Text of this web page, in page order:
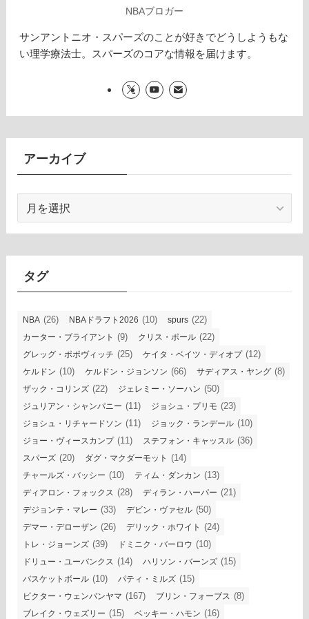
NBAブロガー
サンアントニオ・スパーズのことが好きでどうしようもな
い理学療法士。スパーズのコアな情報を届けます。
アーカイブ
カ
イ
タグ
NBA (26) NBAドラフト2026 (10) spurs (22)
カーター・ブライアント (9) クリス・ポール (22)
グレッグ・ポポヴィッチ (25) ケイタ・ベイツ・ディオプ(12)
ケルドン (10) ケルドン・ジョンソン (66) サディアス・ヤング (8)
ザック・コリンズ (22) ジェレミー・ソーハン (50)
ジュリアン・シャンパニー (11) ジョシュ・プリモ (23)
ジョシュ・リチャードソン (11) ジョック・ランデール (10)
ジョー・ヴィースカンプ(11) ステフォン・キャッスル (36)
スパーズ (20) ダグ・マクダーモット (14)
チャールズ・バッシー (10) ティム・ダンカン (13)
ディアロン・フォックス (28) ディラン・ハーパー (21)
デジョンテ・マレー (33) デビン・ヴァセル (50)
デマー・デローザン (26) デリック・ホワイト (24)
トレ・ジョーンズ (39) ドミニク・バーロウ (10)
ドリュー・ユーバンクス (14) ハリソン・バーンズ (15)
バスケットボール (10) パティ・ミルズ (15)
ビクター・ウェンバンヤマ (167) ブリン・フォーブス (8)
ブレイク・ウェズリー (15) ベッキー・ハモン (16)